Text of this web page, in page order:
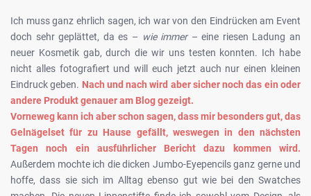
Ich muss ganz ehrlich sagen, ich war von den Eindrücken am Event
doch sehr geplättet, da es – wie immer – eine riesen Ladung an
neuer Kosmetik gab, durch die wir uns testen konnten. Ich habe
nicht alles fotografiert und will euch jetzt auch nur einen kleinen
Eindruck geben. Nach und nach wird aber sicher noch das ein oder
andere Produkt genauer am Blog gezeigt.
Vorneweg kann ich aber schon sagen, dass mir besonders gut, das
Gelnägelset für zu Hause gefällt, weswegen in den nächsten
Tagen noch ein ausführlicher Bericht dazu kommen wird.
Außerdem mochte ich die dicken Jumbo-Eyepencils ganz gerne und
hoffe, dass sie sich im Alltag ebenso gut wie bei den Swatches